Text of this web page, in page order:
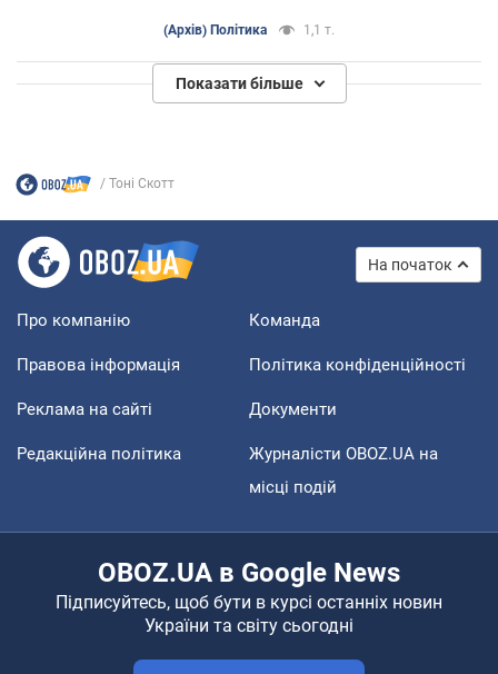
(Архів) Політика 1,1 т.
Показати більше
Тоні Скотт
На початок
Про компанію Команда
Правова інформація Політика конфіденційності
Реклама на сайті Документи
Редакційна політика
Журналісти OBOZ.UA на
місці подій
OBOZ.UA в Google News
Підписуйтесь, щоб бути в курсі останніх новин
України та світу сьогодні